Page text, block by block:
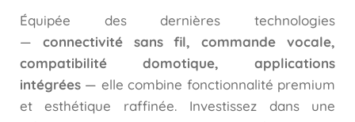
Équipée des dernières technologies
—
connectivité sans fil, commande vocale,
compatibilité domotique, applications
intégrées — elle combine fonctionnalité premium
et esthétique raffinée. Investissez dans une